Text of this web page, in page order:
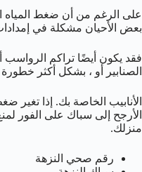
على الرغم من أن ضغط
بعض الأحيان مشكلة في إمدادات
فقد يكون أيضًا تراكم
الصنابير أو ، بشكل أكثر
الأنابيب الخاصة بك. إذا تغير
الأرجح إلى سباك على الفور
منزلك.
رقم صحي النزهة